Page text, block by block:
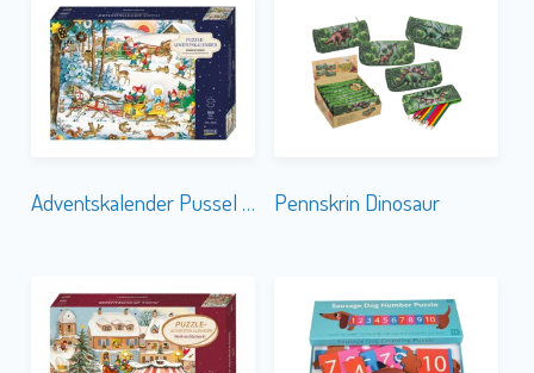
Adventskalender Pussel Släde Pennskrin Dinosaur